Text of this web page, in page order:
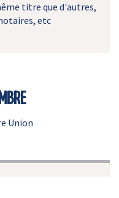
titre que d'autres,
etc
Union